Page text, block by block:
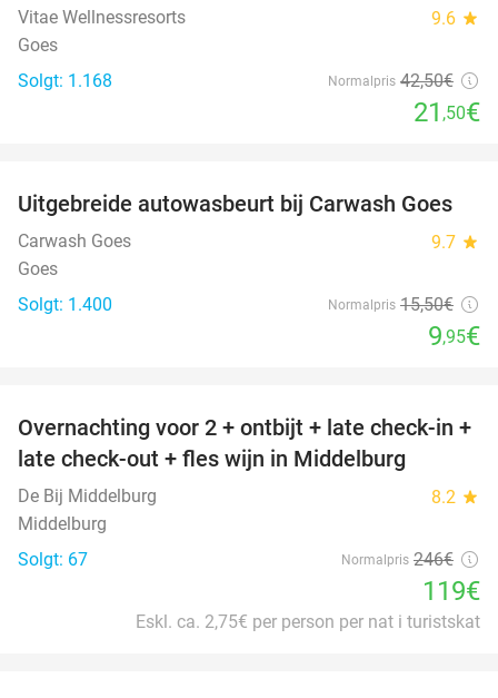
Vitae Wellnessresorts 9.6 star
Goes
Solgt: 1.168
Normalpris 42,50€
21 ,50€
36%
Uitgebreide autowasbeurt bij Carwash Goes
Carwash Goes 9.7 star
Goes
Solgt: 1.400
Normalpris 15,50€
9,95€
52%
Overnachting voor 2 + ontbijt + late check-in +
late check-out + fles wijn in Middelburg
De Bij Middelburg 8.2 star
Middelburg
Solgt: 67
Normalpris 246€
119€
Eskl. ca. 2,75€ per person per nat i turistskat